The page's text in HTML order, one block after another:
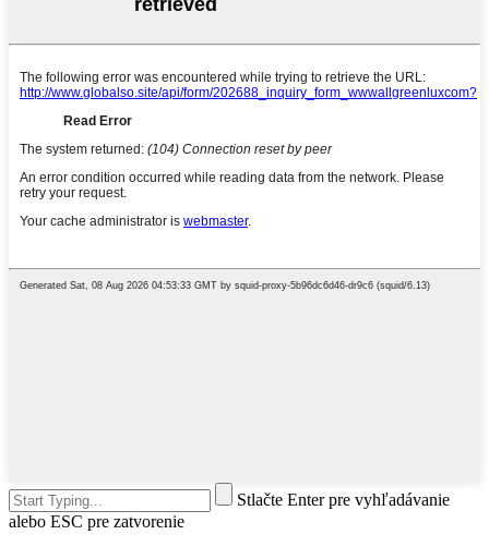
Stlačte Enter pre vyhľadávanie
alebo ESC pre zatvorenie